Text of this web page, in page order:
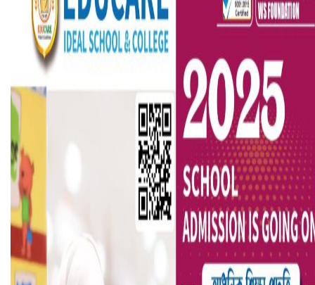
সৌদিতে ব্যাপক ধরপাকড়, এক সপ্তাহেই ২১ হাজারের বেশি
বৈষম্যবিরোধী ছাত্র আন্দোলনের সাধারণ সম্পাদকের পদত্যাগ